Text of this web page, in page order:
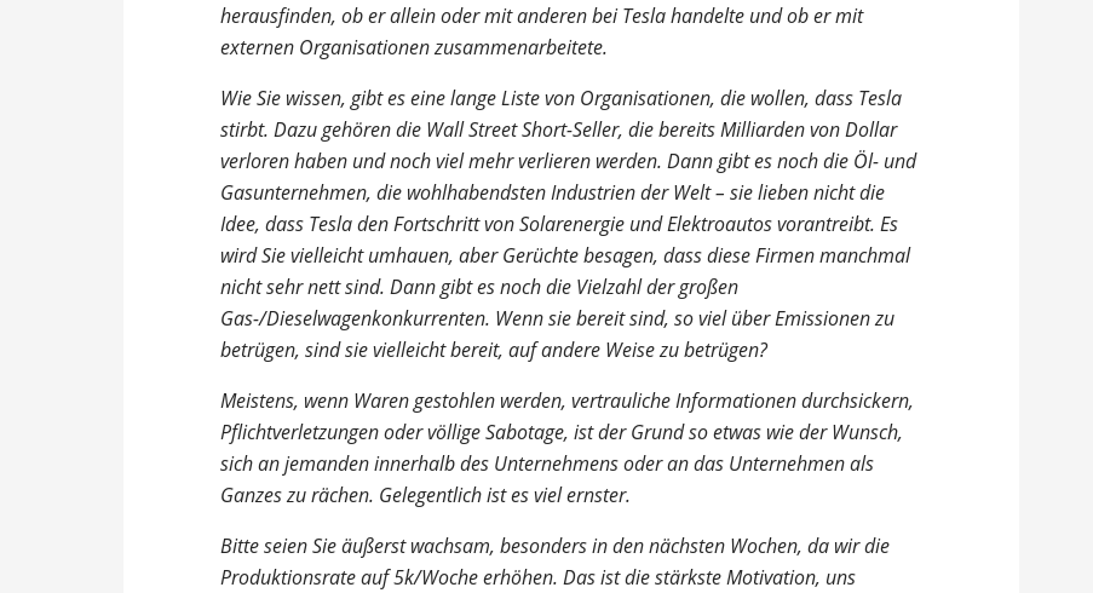
herausfinden, ob er allein oder mit anderen bei Tesla handelte und ob er mit
externen Organisationen zusammenarbeitete.
Wie Sie wissen, gibt es eine lange Liste von Organisationen, die wollen, dass Tesla
stirbt. Dazu gehören die Wall Street Short-Seller, die bereits Milliarden von Dollar
verloren haben und noch viel mehr verlieren werden. Dann gibt es noch die Öl- und
Gasunternehmen, die wohlhabendsten Industrien der Welt – sie lieben nicht die
Idee, dass Tesla den Fortschritt von Solarenergie und Elektroautos vorantreibt. Es
wird Sie vielleicht umhauen, aber Gerüchte besagen, dass diese Firmen manchmal
nicht sehr nett sind. Dann gibt es noch die Vielzahl der großen
Gas-/Dieselwagenkonkurrenten. Wenn sie bereit sind, so viel über Emissionen zu
betrügen, sind sie vielleicht bereit, auf andere Weise zu betrügen?
Meistens, wenn Waren gestohlen werden, vertrauliche Informationen durchsickern,
Pflichtverletzungen oder völlige Sabotage, ist der Grund so etwas wie der Wunsch,
sich an jemanden innerhalb des Unternehmens oder an das Unternehmen als
Ganzes zu rächen. Gelegentlich ist es viel ernster.
Bitte seien Sie äußerst wachsam, besonders in den nächsten Wochen, da wir die
Produktionsrate auf 5k/Woche erhöhen. Das ist die stärkste Motivation, uns